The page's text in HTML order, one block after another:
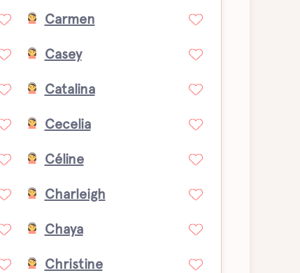
Carmen
Casey
Catalina
Cecelia
Céline
Charleigh
Chaya
Christine